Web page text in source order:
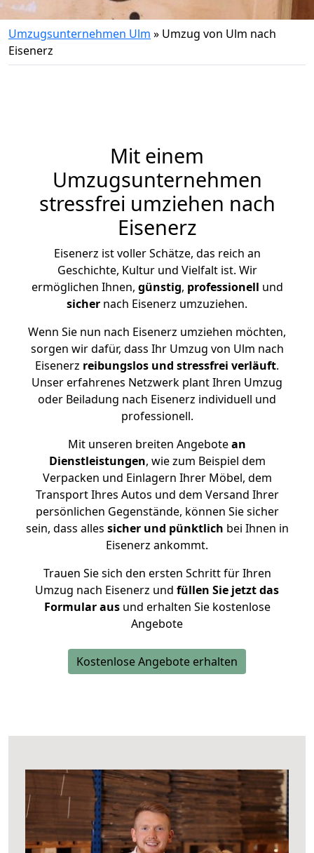
Umzugsunternehmen Ulm » Umzug von Ulm nach
Eisenerz
Mit einem
Umzugsunternehmen
stressfrei umziehen nach
Eisenerz
Eisenerz ist voller Schätze, das reich an
Geschichte, Kultur und Vielfalt ist. Wir
ermöglichen Ihnen, günstig, professionell und
sicher nach Eisenerz umzuziehen.
Wenn Sie nun nach Eisenerz umziehen möchten,
sorgen wir dafür, dass Ihr Umzug von Ulm nach
Eisenerz reibungslos und stressfrei verläuft.
Unser erfahrenes Netzwerk plant Ihren Umzug
oder Beiladung nach Eisenerz individuell und
professionell.
Mit unseren breiten Angebotean
Dienstleistungen, wie zum Beispiel dem
Verpacken und Einlagern Ihrer Möbel, dem
Transport Ihres Autos und dem Versand Ihrer
persönlichen Gegenstände, können Sie sicher
sein, dass alles sicher und pünktlich bei Ihnen in
Eisenerz ankommt.
Trauen Sie sich den ersten Schritt für Ihren
Umzug nach Eisenerz und füllen Sie jetzt das
Formular ausund erhalten Sie kostenlose
Angebote
Kostenlose Angebote erhalten